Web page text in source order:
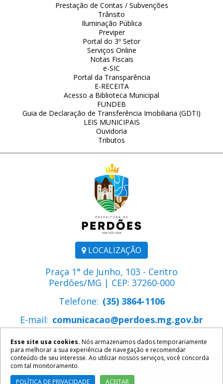
LOCALIZAÇÃO
Praça 1° de Junho, 103 - Centro
Perdões/MG | CEP: 37260-000
Telefone: (35) 3864-1106
E-mail: comunicacao@perdoes.mg.gov.br
Prestação de Contas / Subvenções
Trânsito
Iluminação Pública
Previper
Portal do 3º Setor
Serviços Online
Notas Fiscais
e-SIC
Portal da Transparência
E-RECEITA
Acesso a Biblioteca Municipal
FUNDEB
Guia de Declaração de Transferência Imobiliaria (GDTI)
LEIS MUNICIPAIS
Ouvidoria
Tributos
reservados.
Política de Privacidade
Esse site usa cookies. Nós armazenamos dados temporariamente
para melhorar a sua experiência de navegação e recomendar
conteúdo de seu interesse. Ao utilizar nossos serviços, você concorda
com tal monitoramento.
POLÍTICA DE PRIVACIDADE
ACEITAR